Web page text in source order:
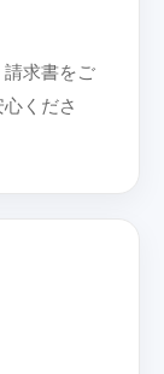
請求書をご
くださ